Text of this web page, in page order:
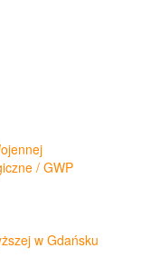
/ GWP
w Gdańsku